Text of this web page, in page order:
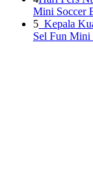
Mini Soccer
5 Kepala
Sel Fun Mini